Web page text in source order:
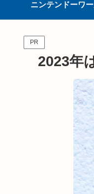
ニンテンドーワ
PR
2023年